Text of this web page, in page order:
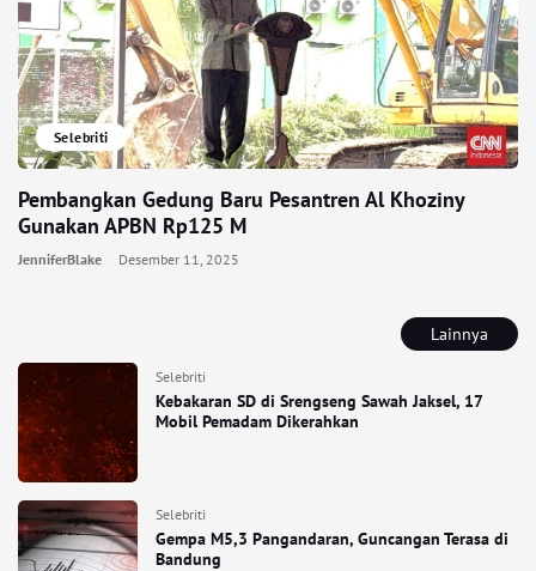
Lainnya
Selebriti
Kebakaran SD di Srengseng Sawah Jaksel, 17
Mobil Pemadam Dikerahkan
Selebriti
Gempa M5,3 Pangandaran, Guncangan Terasa di
Bandung
Selebriti
Pembangkan Gedung Baru Pesantren Al Khoziny
Gunakan APBN Rp125 M
JenniferBlake Desember 11, 2025